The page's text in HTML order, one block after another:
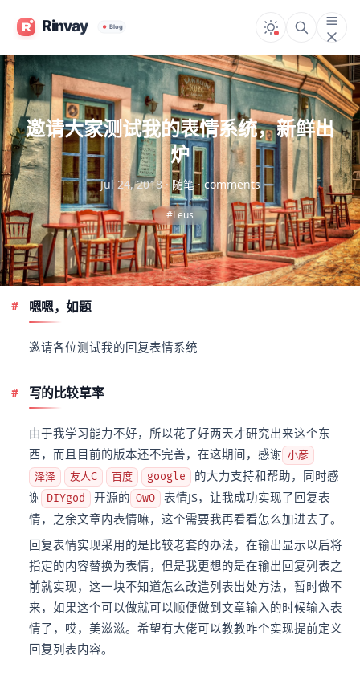
邀请大家测试我的表情系统，新鲜出
炉
Jul 24, 2018· 随笔·comments
#Leus
嗯嗯，如题
邀请各位测试我的回复表情系统
写的比较草率
由于我学习能力不好，所以花了好两天才研究出来这个东
西，而且目前的版本还不完善，在这期间，感谢 小彦
泽泽
友人C 百度 google
的大力支持和帮助，同时感
谢
DIYgod 开源的 OwO 表情JS，让我成功实现了回复表
情，之余文章内表情嘛，这个需要我再看看怎么加进去了。
回复表情实现采用的是比较老套的办法，在输出显示以后将
指定的内容替换为表情，但是我更想的是在输出回复列表之
前就实现，这一块不知道怎么改造列表出处方法，暂时做不
来，如果这个可以做就可以顺便做到文章输入的时候输入表
情了，哎，美滋滋。希望有大佬可以教教咋个实现提前定义
回复列表内容。